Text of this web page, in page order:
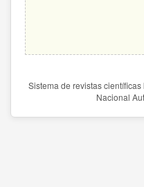
Sistema de revistas
Nacional